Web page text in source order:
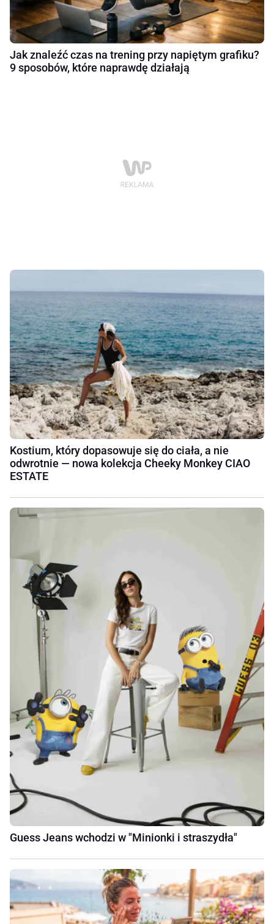
Jak znaleźć czas na trening przy napiętym grafiku?
9 sposobów, które naprawdę działają
Kostium, który dopasowuje się do ciała, a nie
odwrotnie — nowa kolekcja Cheeky Monkey CIAO
ESTATE
Guess Jeans wchodzi w "Minionki i straszydła"